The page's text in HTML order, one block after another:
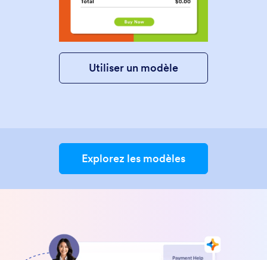
Utiliser un modèle
Explorez les modèles